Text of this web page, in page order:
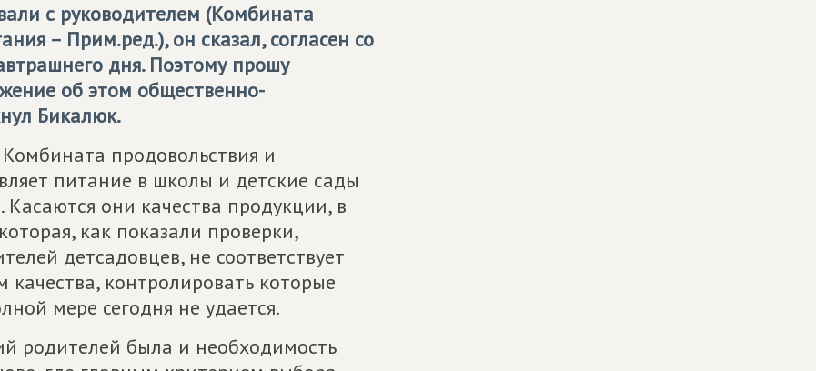
с руководителем (Комбината
– Прим.ред.), он сказал, согласен со
дня. Поэтому прошу
об этом общественно-
Бикалюк.
продовольствия и
питание в школы и детские сады
они качества продукции, в
как показали проверки,
детсадовцев, не соответствует
контролировать которые
мере сегодня не удается.
родителей была и необходимость